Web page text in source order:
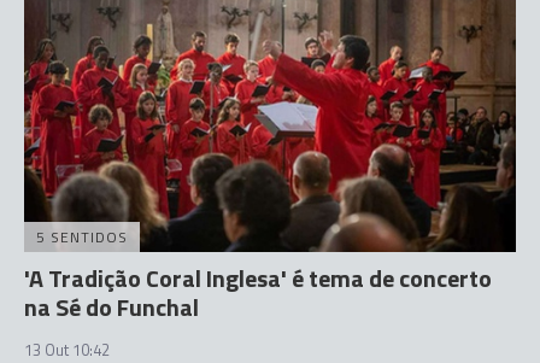
5 SENTIDOS
'A Tradição Coral Inglesa' é tema de concerto
na Sé do Funchal
13 Out 10:42